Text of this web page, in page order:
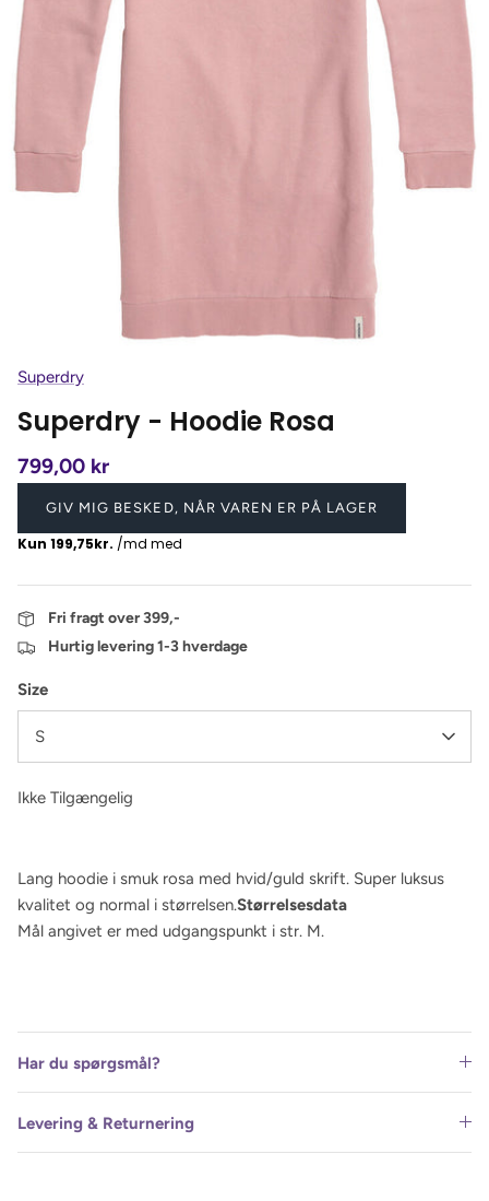
Superdry
Superdry - Hoodie Rosa
799,00 kr
GIV MIG BESKED, NÅR VAREN ER PÅ LAGER
Fri fragt over 399,-
Hurtig levering 1-3 hverdage
Size
S
Ikke Tilgængelig
Lang hoodie i smuk rosa med hvid/guld skrift. Super luksus
kvalitet og normal i størrelsen.Størrelsesdata
Mål angivet er med udgangspunkt i str. M.
Har du spørgsmål?
Levering & Returnering